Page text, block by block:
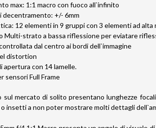
max: 1:1 macro con fuoco all`infinito
decentramento: +/- 6mm
12 elementi in 9 gruppi con 3 elementi ad
Multi-strato a bassa riflessione per eviatare
dal centro ai bordi dell`immagine
distortion
apertura con 14 lamelle.
sensori Full Frame
sul mercato di solito presentano lunghezze
insetti a non poter mostrare molti dettagli